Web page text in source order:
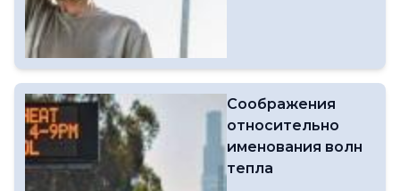
Соображения
относительно
именования волн
тепла